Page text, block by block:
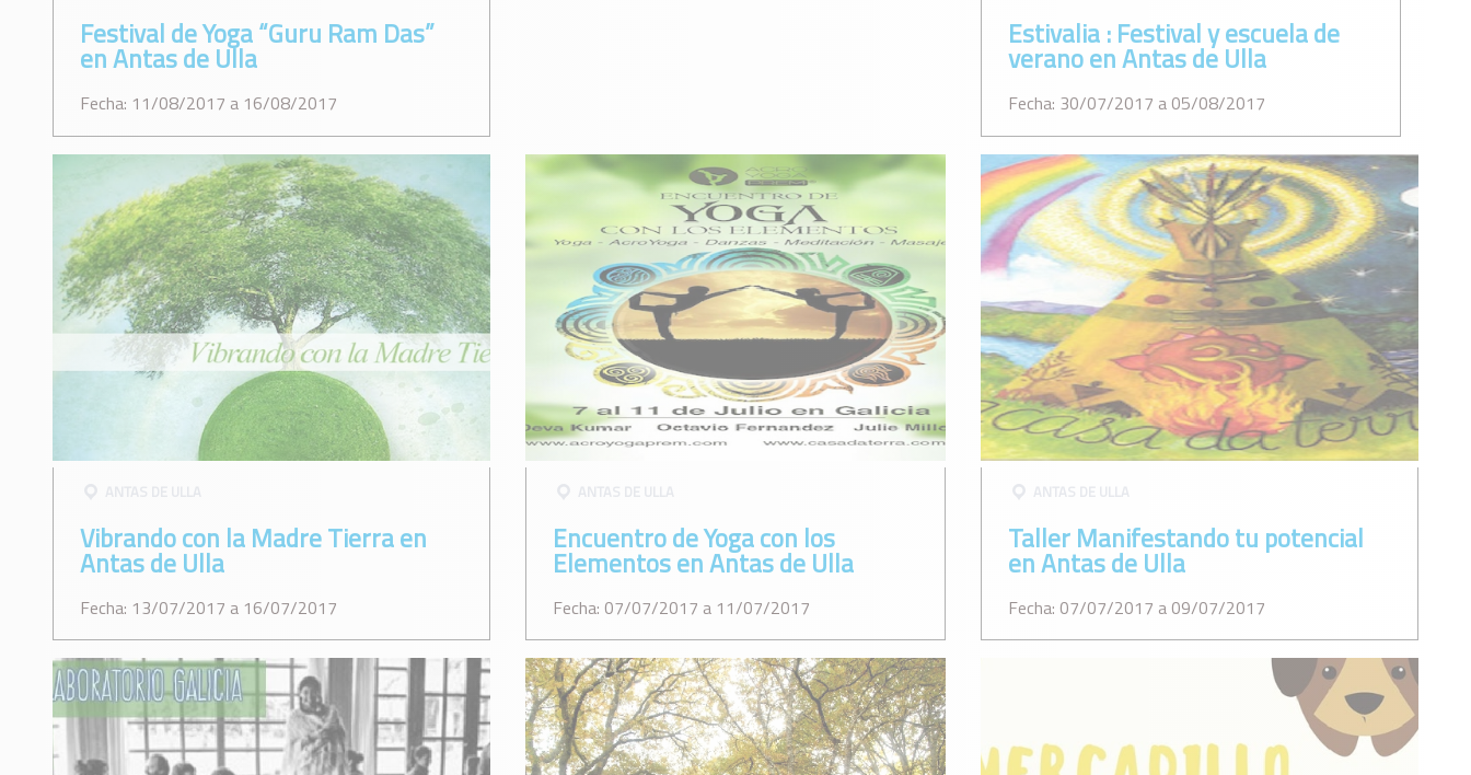
Festival de Yoga “Guru Ram Das”
en Antas de Ulla
Fecha: 11/08/2017 a 16/08/2017
Estivalia : Festival y escuela de
verano en Antas de Ulla
Fecha: 30/07/2017 a 05/08/2017
Vibrando con la Madre Tierra en
Antas de Ulla
Fecha: 13/07/2017 a 16/07/2017
ANTAS DE ULLA
Encuentro de Yoga con los
Elementos en Antas de Ulla
Fecha: 07/07/2017 a 11/07/2017
ANTAS DE ULLA
Taller Manifestando tu potencial
en Antas de Ulla
Fecha: 07/07/2017 a 09/07/2017